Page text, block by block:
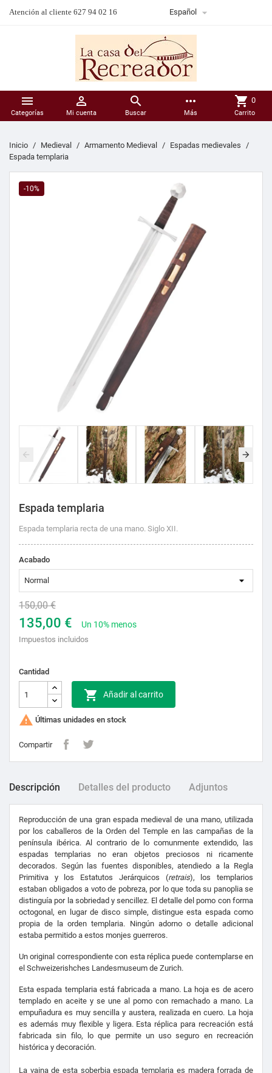
Atención al cliente 627 94 02 16 Español 

Categorías

Mi cuenta

Buscar
more_horiz
Más
shopping_cart 0
Carrito
Inicio Medieval Armamento Medieval
Espadas medievales
Espada templaria
-10%
Espada templaria
Espada templaria recta de una mano. Siglo XII.
Acabado
150,00 €
135,00 € Un 10% menos
Impuestos incluidos
Cantidad
 Añadir al carrito
 Últimas unidades en stock
Compartir
Descripción Detalles del producto Adjuntos
Reproducción de una gran espada medieval de una mano, utilizada
por los caballeros de la Orden del Temple en las campañas de la
península ibérica. Al contrario de lo comunmente extendido, las
espadas templarias no eran objetos preciosos ni ricamente
decorados. Según las fuentes disponibles, atendiedo a la Regla
Primitiva y los Estatutos Jerárquicos (retrais), los templarios
estaban obligados a voto de pobreza, por lo que toda su panoplia se
distinguía por la sobriedad y sencillez. El detalle del pomo con forma
octogonal, en lugar de disco simple, distingue esta espada como
propia de la orden templaria. Ningún adorno o detalle adicional
estaba permitido a estos monjes guerreros.
Un original correspondiente con esta réplica puede contemplarse en
el Schweizerishches Landesmuseum de Zurich.
Esta espada templaria está fabricada a mano. La hoja es de acero
templado en aceite y se une al pomo con remachado a mano. La
empuñadura es muy sencilla y austera, realizada en cuero. La hoja
es además muy flexible y ligera. Esta réplica para recreación está
fabricada sin filo, lo que permite un uso seguro en recreación
histórica y decoración.
La vaina de esta soberbia espada templaria es madera forrada de